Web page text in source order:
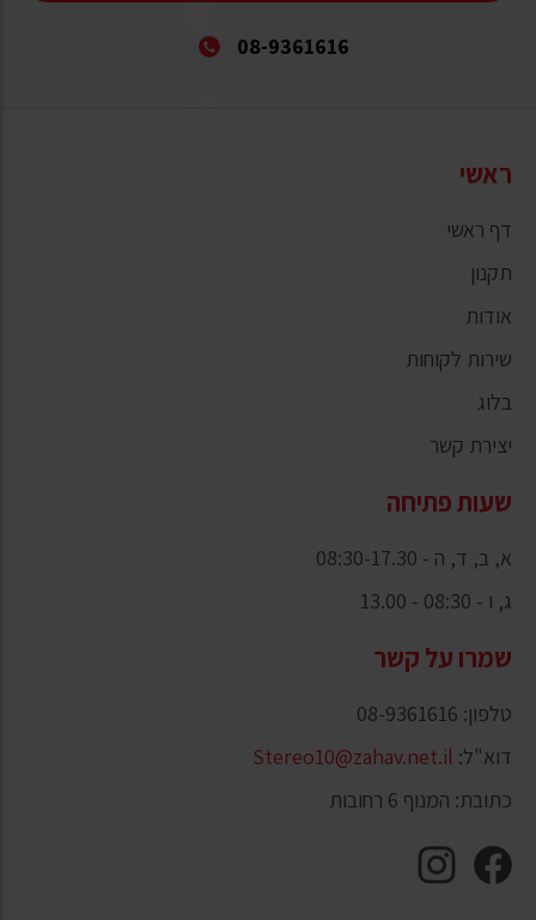
08-9361616
ראשי
דף ראשי
תקנון
אודות
שירות לקוחות
בלוג
יצירת קשר
שעות פתיחה
א, ב, ד, ה - 08:30-17.30
ג, ו - 08:30 - 13.00
שמרו על קשר
טלפון: 08-9361616
דוא"ל: Stereo10@zahav.net.il
כתובת: המנוף 6 רחובות